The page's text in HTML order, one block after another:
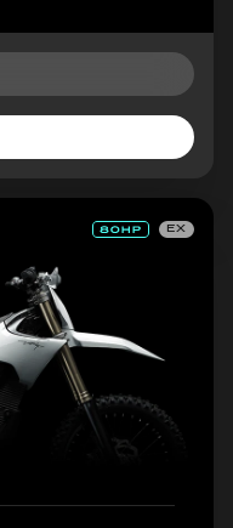
EX